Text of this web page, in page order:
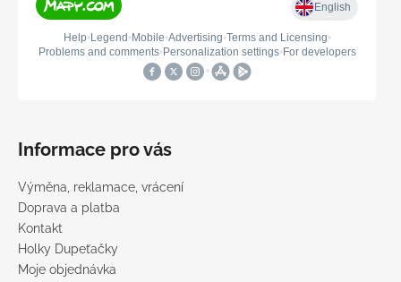
Informace pro vás
Výměna, reklamace, vrácení
Doprava a platba
Kontakt
Holky Dupeťačky
Moje objednávka